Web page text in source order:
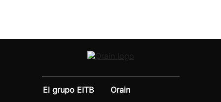
El grupo EITB
Orain